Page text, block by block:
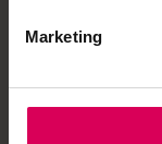
Marketing